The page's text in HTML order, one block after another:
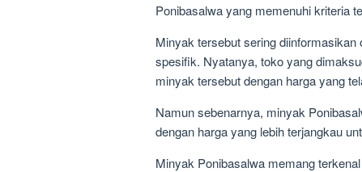
Ponibasalwa yang memenuhi kriteria
Minyak tersebut sering
spesifik. Nyatanya, toko yang
minyak tersebut dengan harga yang
Namun sebenarnya, minyak
dengan harga yang lebih terjangkau
Minyak Ponibasalwa memang